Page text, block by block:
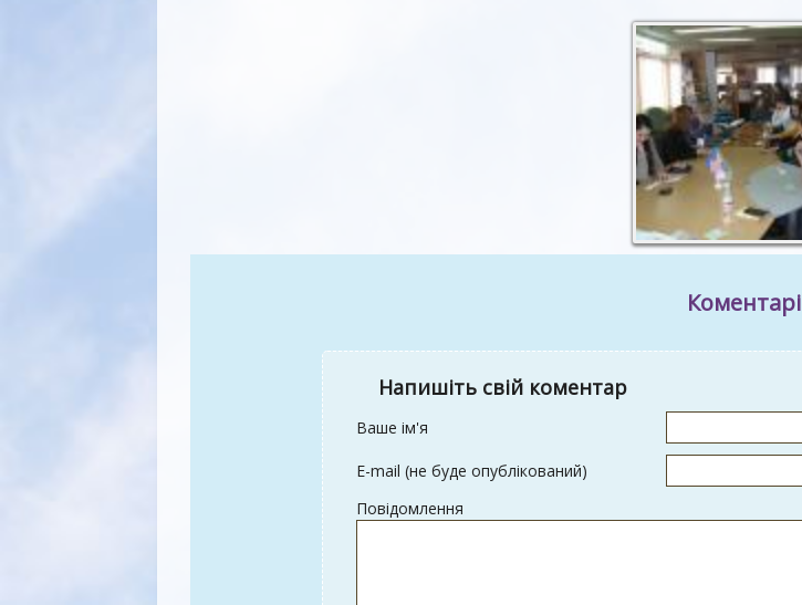
Треба відгадати
англійську загадку!
Коментарі
Напишіть свій коментар
Ваше ім'я
E-mail (не буде опублікований)
Повідомлення